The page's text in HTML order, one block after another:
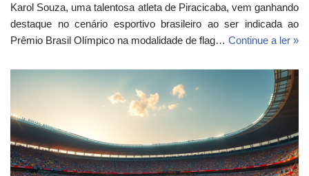
Karol Souza, uma talentosa atleta de Piracicaba, vem ganhando
destaque no cenário esportivo brasileiro ao ser indicada ao
Prêmio Brasil Olímpico na modalidade de flag… Continue a ler »